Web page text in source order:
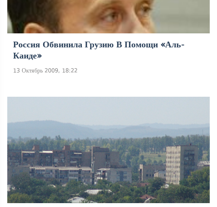
Россия Обвинила Грузию В Помощи «Аль-
Каиде»
13 Октябрь 2009, 18:22